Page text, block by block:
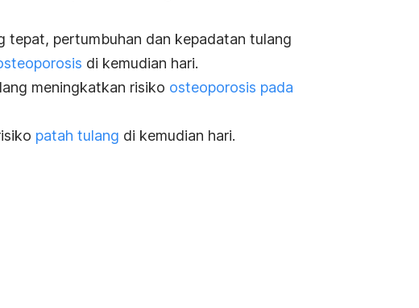
tepat, pertumbuhan dan kepadatan tulang
di kemudian hari.
meningkatkan risiko osteoporosis pada
patah tulang di kemudian hari.